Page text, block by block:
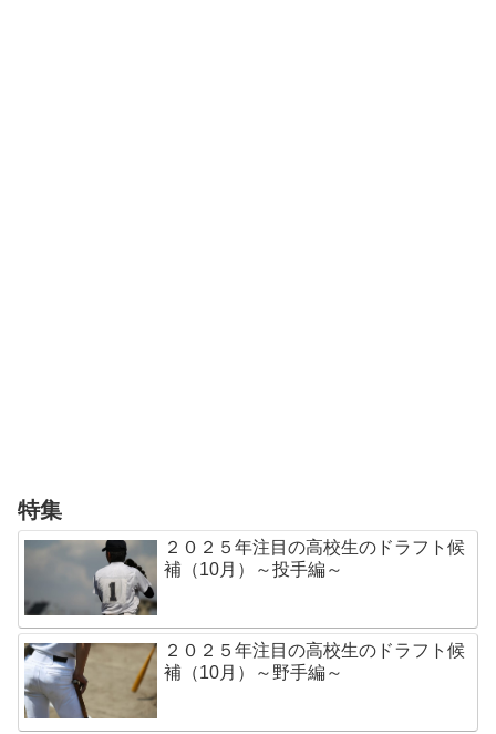
特集
２０２５年注目の高校生のドラフト候
補（10月）～投手編～
２０２５年注目の高校生のドラフト候
補（10月）～野手編～